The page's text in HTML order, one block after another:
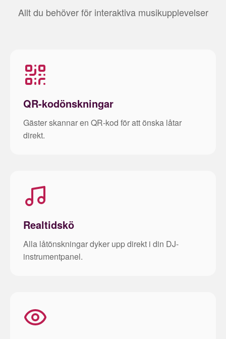
Allt du behöver för interaktiva musikupplevelser
QR-kodönskningar
Gäster skannar en QR-kod för att önska låtar
direkt.
Realtidskö
Alla låtönskningar dyker upp direkt i din DJ-
instrumentpanel.